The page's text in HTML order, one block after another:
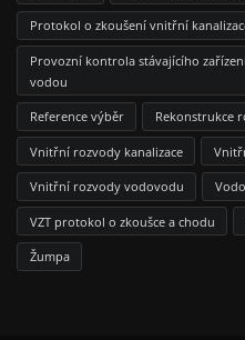
Protokol o zkoušení vnitřní
Provozní kontrola stávajícího
vodou
Reference výběr Rekonstrukce
Vnitřní rozvody kanalizace
Vnitřní rozvody vodovodu
VZT protokol o zkoušce a chodu
Žumpa